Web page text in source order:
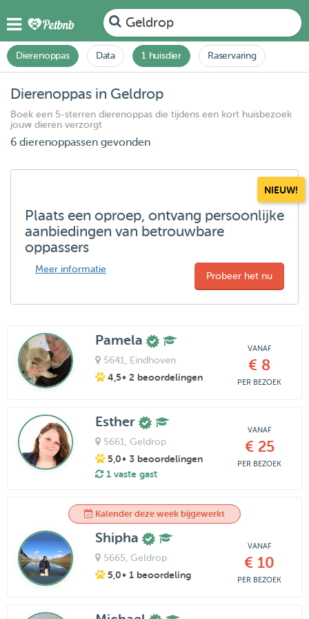
Geldrop
Dierenoppas Data 1 huisdier Raservaring
Dierenoppas in Geldrop
Boek een 5-sterren dierenoppas die tijdens een kort huisbezoek
jouw dieren verzorgt
6 dierenoppassen gevonden
NIEUW!
Plaats een oproep, ontvang persoonlijke
aanbiedingen van betrouwbare
oppassers
Meer informatie
Probeer het nu
Pamela
5641 , Eindhoven
4,5• 2 beoordelingen
VANAF
€ 8
PER BEZOEK
Esther
5661 , Geldrop
5,0• 3 beoordelingen
1 vaste gast
VANAF
€ 25
PER BEZOEK
Kalender deze week bijgewerkt
Shipha
5665, Geldrop
5,0• 1 beoordeling
VANAF
€ 10
PER BEZOEK